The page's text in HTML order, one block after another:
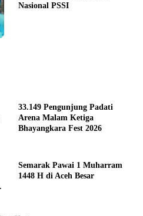
Nasional PSSI
33.149 Pengunjung Padati
Arena Malam Ketiga
Bhayangkara Fest 2026
Semarak Pawai 1 Muharram
1448 H di Aceh Besar